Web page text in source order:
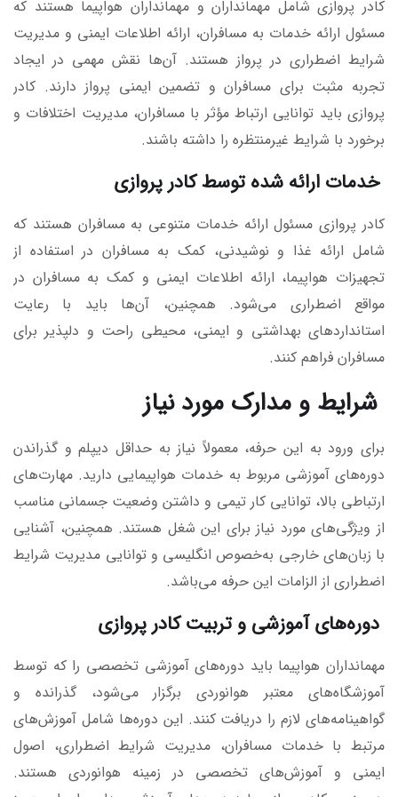
کادر پروازی شامل مهمانداران و مهمانداران هواپیما هستند که
مسئول ارائه خدمات به مسافران، ارائه اطلاعات ایمنی و مدیریت
شرایط اضطراری در پرواز هستند. آن‌ها نقش مهمی در ایجاد
تجربه مثبت برای مسافران و تضمین ایمنی پرواز دارند. کادر
پروازی باید توانایی ارتباط مؤثر با مسافران، مدیریت اختلافات و
برخورد با شرایط غیرمنتظره را داشته باشند.
خدمات ارائه شده توسط کادر پروازی
کادر پروازی مسئول ارائه خدمات متنوعی به مسافران هستند که
شامل ارائه غذا و نوشیدنی، کمک به مسافران در استفاده از
تجهیزات هواپیما، ارائه اطلاعات ایمنی و کمک به مسافران در
مواقع اضطراری می‌شود. همچنین، آن‌ها باید با رعایت
استانداردهای بهداشتی و ایمنی، محیطی راحت و دلپذیر برای
مسافران فراهم کنند.
شرایط و مدارک مورد نیاز
برای ورود به این حرفه، معمولاً نیاز به حداقل دیپلم و گذراندن
دوره‌های آموزشی مربوط به خدمات هواپیمایی دارید. مهارت‌های
ارتباطی بالا، توانایی کار تیمی و داشتن وضعیت جسمانی مناسب
از ویژگی‌های مورد نیاز برای این شغل هستند. همچنین، آشنایی
با زبان‌های خارجی به‌خصوص انگلیسی و توانایی مدیریت شرایط
اضطراری از الزامات این حرفه می‌باشد.
دوره‌های آموزشی و تربیت کادر پروازی
مهمانداران هواپیما باید دوره‌های آموزشی تخصصی را که توسط
آموزشگاه‌های معتبر هوانوردی برگزار می‌شود، گذرانده و
گواهینامه‌های لازم را دریافت کنند. این دوره‌ها شامل آموزش‌های
مرتبط با خدمات مسافران، مدیریت شرایط اضطراری، اصول
ایمنی و آموزش‌های تخصصی در زمینه هوانوردی هستند.